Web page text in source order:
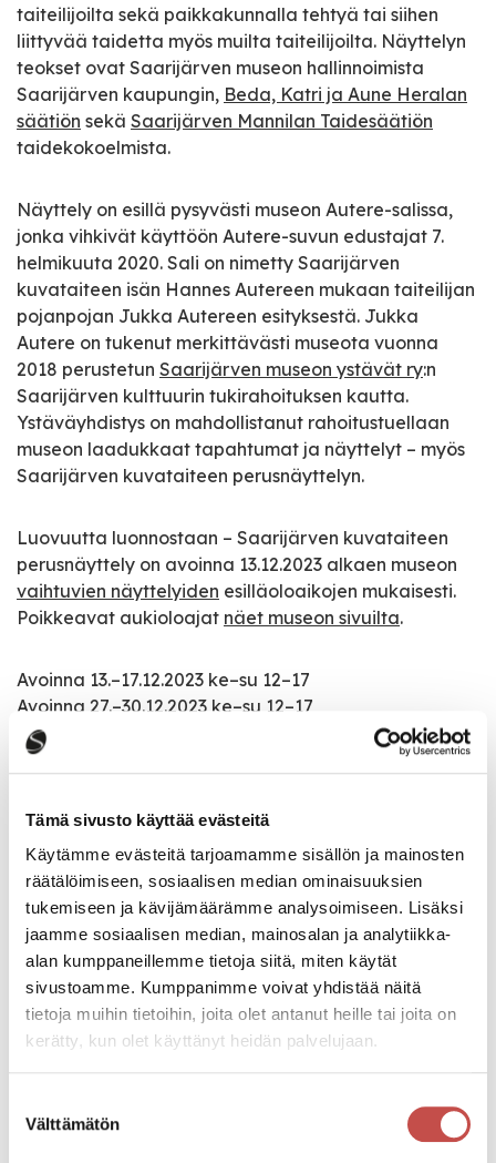
Tämä sivusto käyttää evästeitä
Käytämme evästeitä tarjoamamme sisällön ja mainosten
räätälöimiseen, sosiaalisen median ominaisuuksien
tukemiseen ja kävijämäärämme analysoimiseen. Lisäksi
jaamme sosiaalisen median, mainosalan ja analytiikka-
alan kumppaneillemme tietoja siitä, miten käytät
sivustoamme. Kumppanimme voivat yhdistää näitä
tietoja muihin tietoihin, joita olet antanut heille tai joita on
kerätty, kun olet käyttänyt heidän palvelujaan.
valinta
Välttämätön
taiteilijoilta sekä paikkakunnalla tehtyä tai siihen
liittyvää taidetta myös muilta taiteilijoilta. Näyttelyn
teokset ovat Saarijärven museon hallinnoimista
Saarijärven kaupungin, Beda, Katri ja Aune Heralan
säätiön sekä Saarijärven Mannilan Taidesäätiön
taidekokoelmista.
Näyttely on esillä pysyvästi museon Autere-salissa,
jonka vihkivät käyttöön Autere-suvun edustajat 7.
helmikuuta 2020. Sali on nimetty Saarijärven
kuvataiteen isän Hannes Autereen mukaan taiteilijan
pojanpojan Jukka Autereen esityksestä. Jukka
Autere on tukenut merkittävästi museota vuonna
2018 perustetun Saarijärven museon ystävät ry:n
Saarijärven kulttuurin tukirahoituksen kautta.
Ystäväyhdistys on mahdollistanut rahoitustuellaan
museon laadukkaat tapahtumat ja näyttelyt – myös
Saarijärven kuvataiteen perusnäyttelyn.
Luovuutta luonnostaan – Saarijärven kuvataiteen
perusnäyttely on avoinna 13.12.2023 alkaen museon
vaihtuvien näyttelyiden esilläoloaikojen mukaisesti.
Poikkeavat aukioloajat näet museon sivuilta.
Avoinna 13.–17.12.2023 ke–su 12–17
Avoinna 27.–30.12.2023 ke–su 12–17
Avoinna 24.1.–28.4.2024 ke–su 12–17
Avoinna 18.5.–13.10.2024
Tapahtumatiedot
Tapahtuman järjestäjä
Saarijärven museo
Tapahtumapaikka